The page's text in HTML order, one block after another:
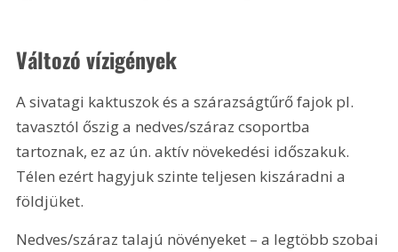
Változó vízigények
A sivatagi kaktuszok és a szárazságtűrő fajok pl.
tavasztól őszig a nedves/száraz csoportba
tartoznak, ez az ún. aktív növekedési időszakuk.
Télen ezért hagyjuk szinte teljesen kiszáradni a
földjüket.
Nedves/száraz talajú növényeket – a legtöbb szobai